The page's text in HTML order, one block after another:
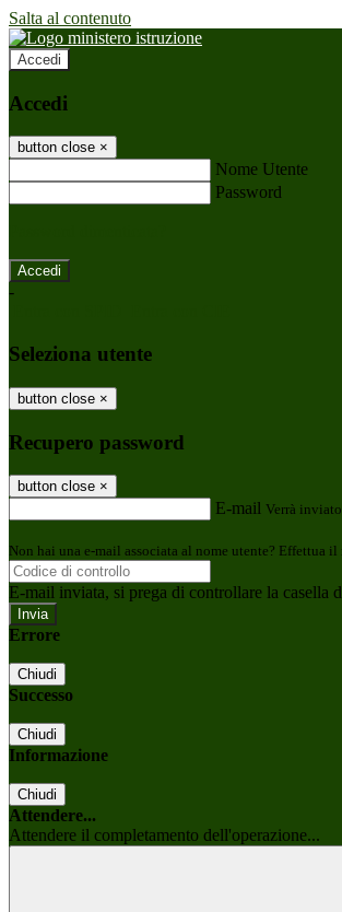
Salta al contenuto
Accedi
Accedi
button close ×
Nome Utente
Password
-
Seleziona utente
button close ×
Recupero password
button close ×
E-mail Verrà
Non hai una e-mail associata al nome utente? Effettua il
E-mail inviata, si prega di controllare la casella
Errore
Chiudi
Successo
Chiudi
Informazione
Chiudi
Attendere...
Attendere il completamento dell'operazione...